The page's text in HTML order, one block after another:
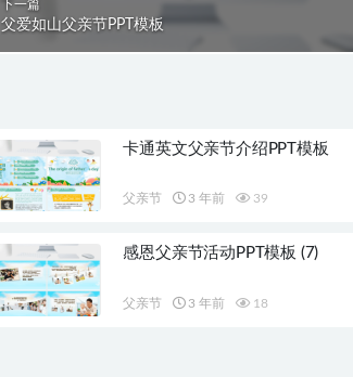
下一篇
父爱如山父亲节PPT模板
卡通英文父亲节介绍PPT模板
父亲节 3 年前 39
感恩父亲节活动PPT模板 (7)
父亲节 3 年前 18